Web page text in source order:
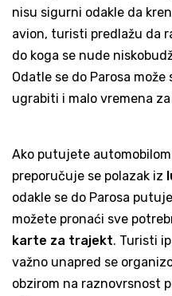
nisu sigurni odakle da
avion, turisti predlažu da
do koga se nude
Odatle se do Parosa
ugrabiti i malo vremena
Ako putujete
preporučuje se polazak iz
odakle se do Parosa
možete pronaći sve
karte za trajekt. Turisti
važno unapred se
obzirom na raznovrsnost